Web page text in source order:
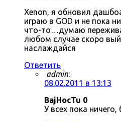
Xenon, я обновил
играю в GOD и не пока
что-то…думаю
любом случае скоро
наслаждайся
Ответить
admin:
08.02.2011 в 13:13
BajHocTu 0
У всех пока